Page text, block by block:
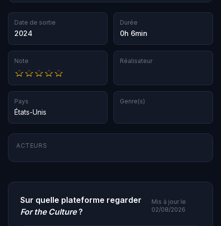
Date de sortie
2024
Durée
0h 6min
Note Réalisateur
Pays
États-Unis
Genre(s)
ACTEURS
Sur quelle plateforme regarder
For the Culture?
Mis à jour le
02/08/2026